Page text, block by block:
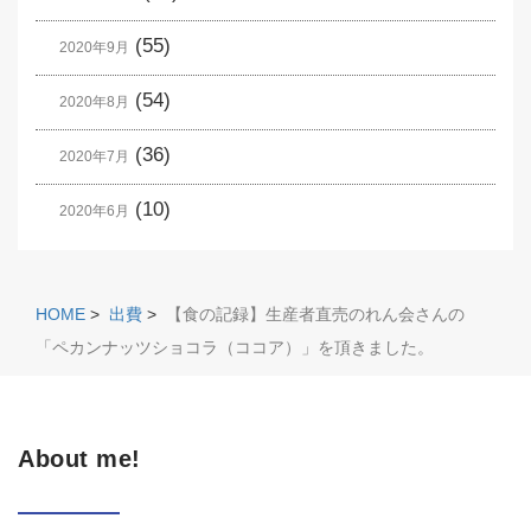
2020年9月 (55)
2020年8月 (54)
2020年7月 (36)
2020年6月 (10)
HOME > 出費 >
【食の記録】生産者直売のれん会さんの
「ペカンナッツショコラ（ココア）」を頂きました。
About me!